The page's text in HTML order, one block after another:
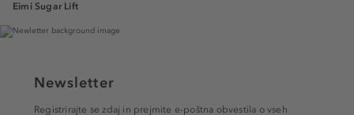
Eimi Sugar Lift
Newsletter
Registrirajte se zdaj in prejmite e-poštna obvestila o vseh